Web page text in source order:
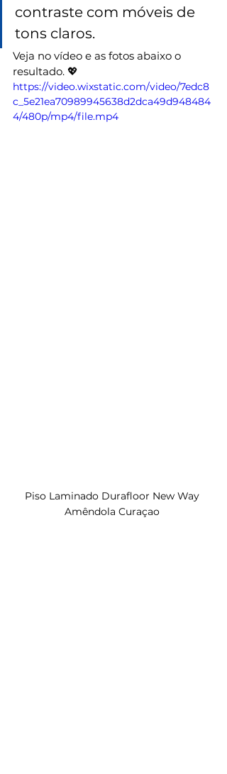
contraste com móveis de
tons claros.
Veja no vídeo e as fotos abaixo o
resultado. 💖
https://video.wixstatic.com/video/7edc8
c_5e21ea70989945638d2dca49d948484
4/480p/mp4/file.mp4
Piso Laminado Durafloor New Way
Amêndola Curaçao